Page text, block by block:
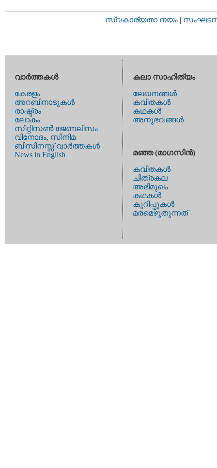
സ്വകാര്യതാ നയം |
വാര്‍ത്തകള്‍
കേരളം
അറബിനാടുകള്‍
രാഷ്ട്രം
ലോകം
സിറ്റിസണ്‍ ജേണലിസം
വിനോദം, സിനിമ
ബിസിനസ്സ് വാര്‍ത്തകള്‍
News in English
കലാ സാഹിത്യം
ലേഖനങ്ങള്‍
കവിതകള്‍
കഥകള്‍
അനുഭവങ്ങള്‍
മഞ്ഞ (മാഗസിന്‍)
കവിതകള്‍
ചിത്രകല
അഭിമുഖം
കഥകള്‍
കുറിപ്പുകള്‍
മരമെഴുതുന്നത്